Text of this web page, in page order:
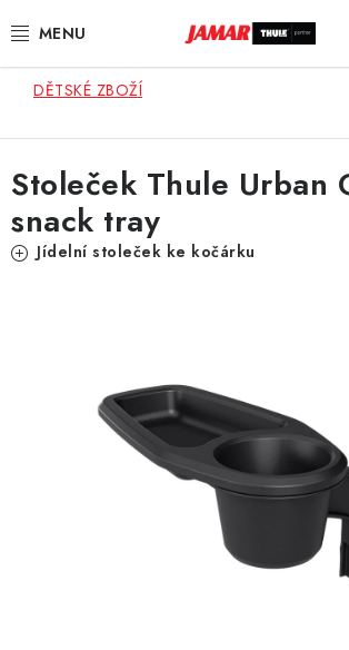
na
STŘEŠNÍ NOSIČE
STŘEŠNÍ BOXY
KOČÁRKY
AUTOPOTAHY ŠITÉ NA MÍRU
AUTODOPLŇKY
DĚTSKÉ ZBOŽÍ
Stoleček Thule Urban
snack tray
Jídelní stoleček ke kočárku